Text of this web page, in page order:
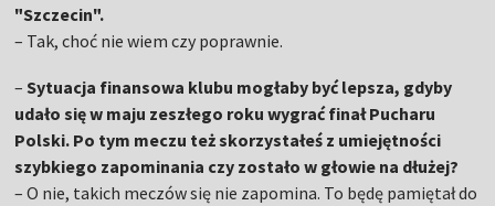
"Szczecin".
– Tak, choć nie wiem czy poprawnie.
–Sytuacja finansowa klubu mogłaby być lepsza, gdyby
udało się w maju zeszłego roku wygrać finał Pucharu
Polski. Po tym meczu też skorzystałeś z umiejętności
szybkiego zapominania czy zostało w głowie na dłużej?
– O nie, takich meczów się nie zapomina. To będę pamiętał do